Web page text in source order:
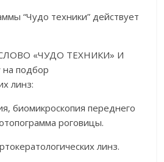
“Чудо техники” действует
«ЧУДО ТЕХНИКИ» И
подбор
линз:
биомикроскопия переднего
роговицы.
линз.